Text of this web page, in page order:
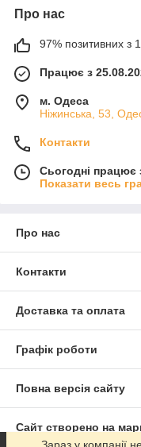
Про нас
97% позитивних з
Працює з
м. Одеса
Ніжинська, 53,
Контакти
Сьогодні працює
Показати весь
Про нас
Контакти
Доставка та оплата
Графік роботи
Повна версія сайту
Сайт створено на